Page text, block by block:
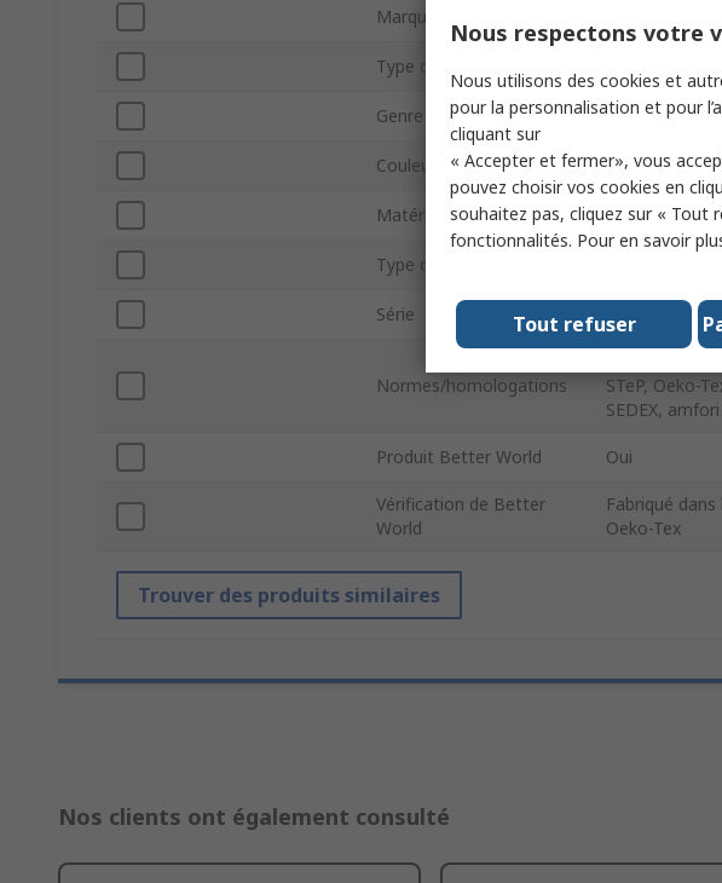
Marque
Type de produit
Genre Homme
Couleur Bleu clair
Matériau Coton,
Type de gaine
Série
Normes/homologations
STeP, Oeko-
SEDEX,
Produit Better World Oui
Vérification de Better
World
Fabriqué
Oeko-Tex
Trouver des produits similaires
Nos clients ont également consulté
Nous respectons votre
Nous utilisons des cookies et
pour la personnalisation et pour
cliquant sur
« Accepter et fermer», vous
pouvez choisir vos cookies en
souhaitez pas, cliquez sur « Tout
fonctionnalités. Pour en savoir
Tout refuser